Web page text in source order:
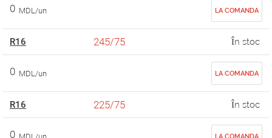
0 MDL/un LA COMANDA
R16 245/75 În stoc
0 MDL/un LA COMANDA
R16 225/75 În stoc
0 LA COMANDA